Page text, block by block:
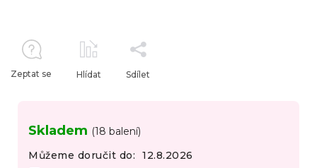
Skladem (18 balení)
Můžeme doručit do:
12.8.2026
Zeptat se Hlídat Sdílet